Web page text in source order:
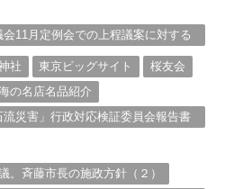
11月定例会での上程議案に対する
社 東京ビッグサイト
桜友会
の名店名品紹介
災害」行政対応検証委員会報告書
。斉藤市長の施政方針（２）